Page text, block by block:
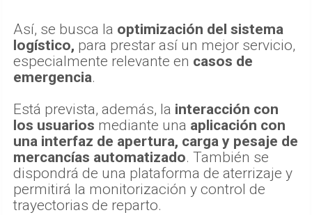
Así, se busca la optimización del sistema
logístico, para prestar así un mejor servicio,
especialmente relevante en casos de
emergencia.
Está prevista, además, la interacción con
los usuarios mediante una aplicación con
una interfaz de apertura, carga y pesaje de
mercancías automatizado. También se
dispondrá de una plataforma de aterrizaje y
permitirá la monitorización y control de
trayectorias de reparto.